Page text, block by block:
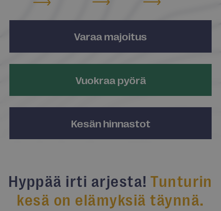
Varaa majoitus
Vuokraa pyörä
Kesän hinnastot
Hyppää irti arjesta! Tunturin
kesä on elämyksiä täynnä.